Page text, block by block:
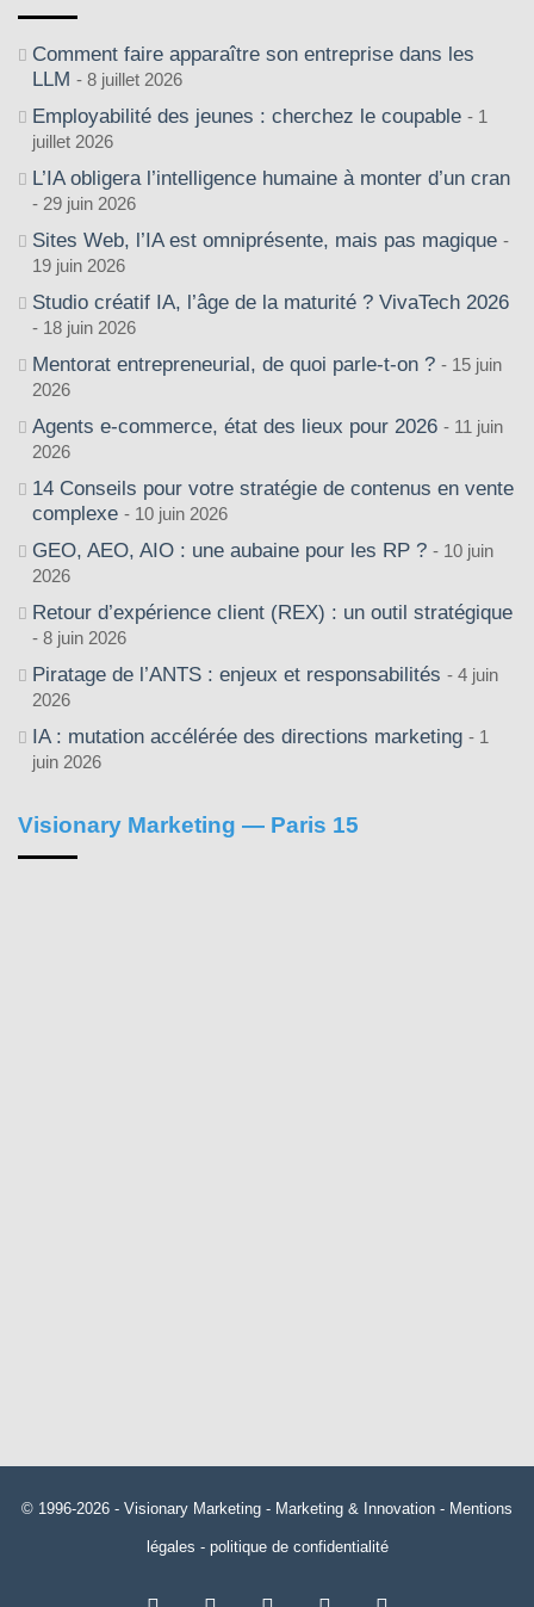
Comment faire apparaître son entreprise dans les
LLM
8 juillet 2026
Employabilité des jeunes : cherchez le coupable
1
juillet 2026
L’IA obligera l’intelligence humaine à monter d’un cran
29 juin 2026
Sites Web, l’IA est omniprésente, mais pas magique
19 juin 2026
Studio créatif IA, l’âge de la maturité ? VivaTech 2026
18 juin 2026
Mentorat entrepreneurial, de quoi parle-t-on ?
15 juin
2026
Agents e-commerce, état des lieux pour 2026
11 juin
2026
14 Conseils pour votre stratégie de contenus en vente
complexe
10 juin 2026
GEO, AEO, AIO : une aubaine pour les RP ?
10 juin
2026
Retour d’expérience client (REX) : un outil stratégique
8 juin 2026
Piratage de l’ANTS : enjeux et responsabilités
4 juin
2026
IA : mutation accélérée des directions marketing
1
juin 2026
Visionary Marketing — Paris 15
© 1996-2026 - Visionary Marketing - Marketing & Innovation - Mentions
légales - politique de confidentialité